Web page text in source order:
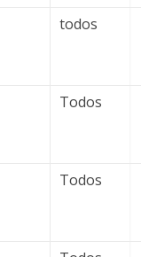
todos
Todos
Todos